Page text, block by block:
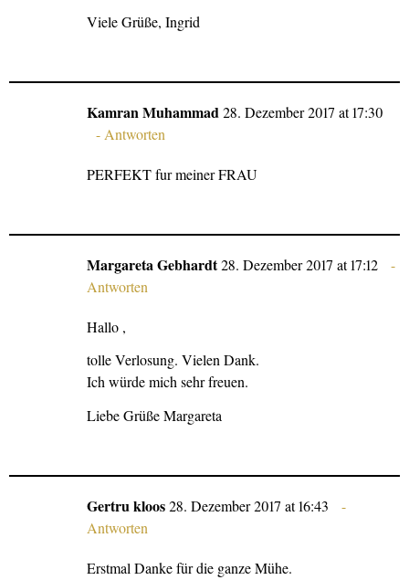
Viele Grüße, Ingrid
Kamran Muhammad28. Dezember 2017 at 17:30
Antworten
PERFEKT fur meiner FRAU
Margareta Gebhardt28. Dezember 2017 at 17:12
Antworten
Hallo ,
tolle Verlosung. Vielen Dank.
Ich würde mich sehr freuen.
Liebe Grüße Margareta
Gertru kloos28. Dezember 2017 at 16:43
Antworten
Erstmal Danke für die ganze Mühe.